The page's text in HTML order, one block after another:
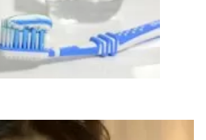
gigi selama berpuasa